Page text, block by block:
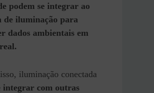
podem se integrar ao
de iluminação para
dados ambientais em
iluminação conectada
integrar com outras